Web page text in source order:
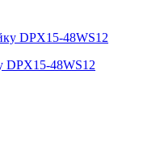
DPX15-48WS12